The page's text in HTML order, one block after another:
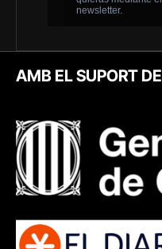
AMB EL SUPORT DE